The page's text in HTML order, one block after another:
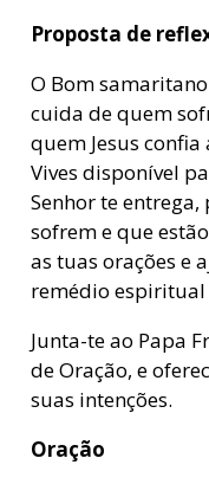
Proposta de
O Bom
cuida de quem
quem Jesus
Vives disponível
Senhor te
sofrem e que
as tuas orações e
remédio espiritual
Junta-te ao Papa
de Oração, e
suas intenções.
Oração